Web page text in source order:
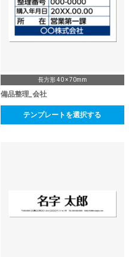
長方形 40 × 70mm
備品整理_会社
テンプレートを選択する